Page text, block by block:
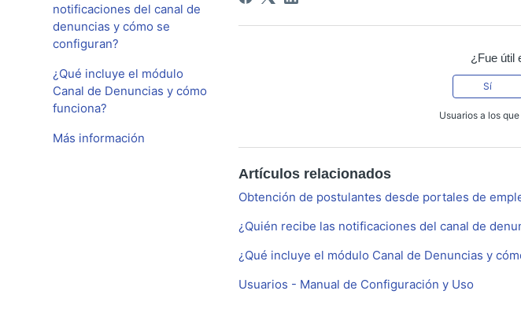
notificaciones del canal de
denuncias y cómo se
configuran?
¿Qué incluye el módulo
Canal de Denuncias y cómo
funciona?
Más información
¿Fue útil
Sí
Usuarios a los
Artículos relacionados
Obtención de postulantes desde portales de
¿Quién recibe las notificaciones del canal de
¿Qué incluye el módulo Canal de Denuncias y
Usuarios - Manual de Configuración y Uso